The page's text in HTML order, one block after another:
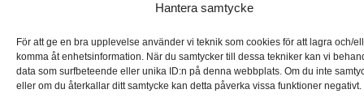
Hantera samtycke
För att ge en bra upplevelse använder vi teknik som cookies för att lagra och/
komma åt enhetsinformation. När du samtycker till dessa tekniker kan vi
data som surfbeteende eller unika ID:n på denna webbplats. Om du inte
eller om du återkallar ditt samtycke kan detta påverka vissa funktioner negativt.
inköp, logistik och kundservice.
KONTAKTA OSS